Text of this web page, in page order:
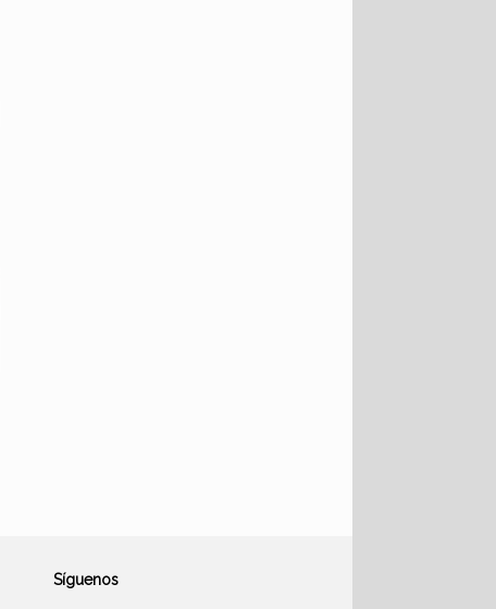
Síguenos